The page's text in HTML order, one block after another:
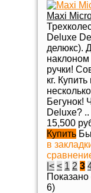
Maxi
Deluxe
делюкс).
наклоном
ручки!
кг.
Бегунок!
Deluxe? ..
15,500
Купить
в
|< < 1 2 3
Показано
6)